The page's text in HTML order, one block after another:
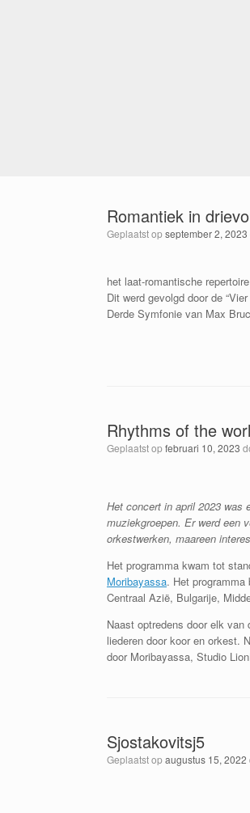
Romantiek in
Geplaatst opseptember 2, 2023
het laat-romantische
Dit werd gevolgd door de
Derde Symfonie van Max
Rhythms of the
Geplaatst opfebruari 10, 2023
Het concert in april 2023 was
muziekgroepen. Er werd een
orkestwerken, maareen
Het programma kwam tot
Moribayassa. Het
Centraal Azië, Bulgarije,
Naast optredens door elk
liederen door koor en orkest.
door Moribayassa, Studio
Sjostakovitsj5
Geplaatst opaugustus 15, 2022